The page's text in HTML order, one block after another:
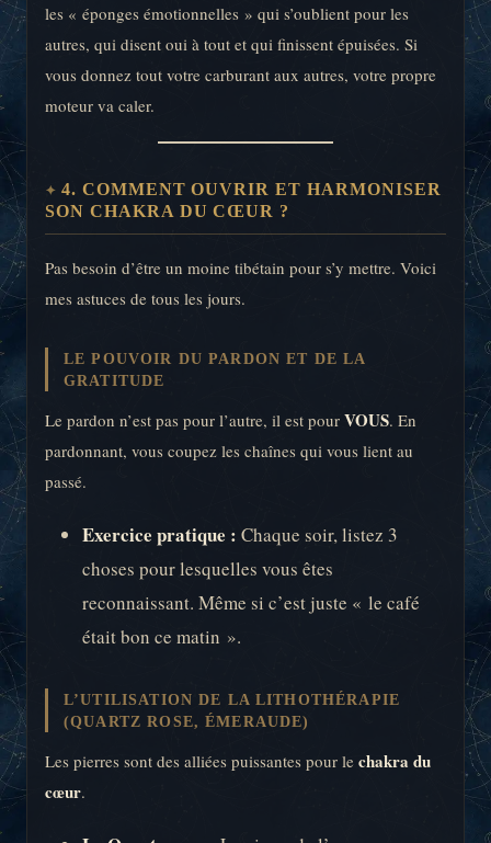
les « éponges émotionnelles » qui s’oublient pour les
autres, qui disent oui à tout et qui finissent épuisées. Si
vous donnez tout votre carburant aux autres, votre propre
moteur va caler.
4. COMMENT OUVRIR ET HARMONISER
SON CHAKRA DU CŒUR ?
Pas besoin d’être un moine tibétain pour s’y mettre. Voici
mes astuces de tous les jours.
LE POUVOIR DU PARDON ET DE LA
GRATITUDE
Le pardon n’est pas pour l’autre, il est pour VOUS. En
pardonnant, vous coupez les chaînes qui vous lient au
passé.
Exercice pratique : Chaque soir, listez 3
choses pour lesquelles vous êtes
reconnaissant. Même si c’est juste « le café
était bon ce matin ».
L’UTILISATION DE LA LITHOTHÉRAPIE
(QUARTZ ROSE, ÉMERAUDE)
Les pierres sont des alliées puissantes pour le chakra du
cœur.